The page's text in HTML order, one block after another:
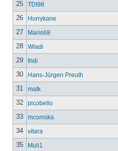
25 TDI98
26 Hurrykane
27 Mario68
28 Wladi
29 fridi
30 Hans-Jürgen Preuth
31 matk
32 picobello
33 mcomska
34 vitara
35 Muli1